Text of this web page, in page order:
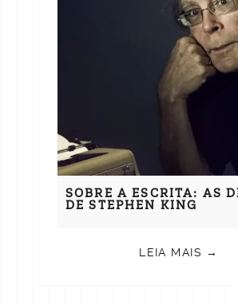
SOBRE A ESCRITA: AS
DE STEPHEN KING
LEIA MAIS →